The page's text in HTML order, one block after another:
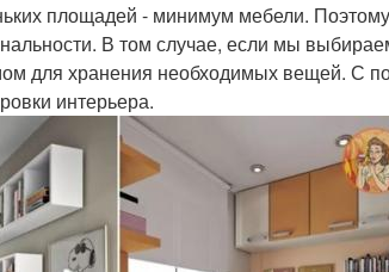
площадей - минимум мебели.
В том случае, если мы
для хранения необходимых вещей. С
интерьера.